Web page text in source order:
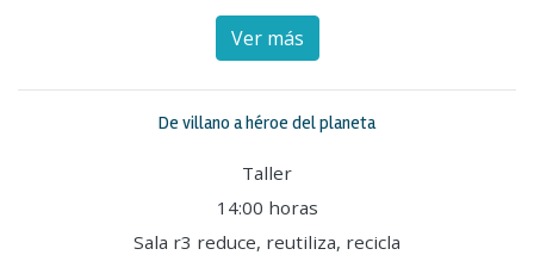
Ver más
De villano a héroe del planeta
Taller
14:00 horas
Sala r3 reduce, reutiliza, recicla